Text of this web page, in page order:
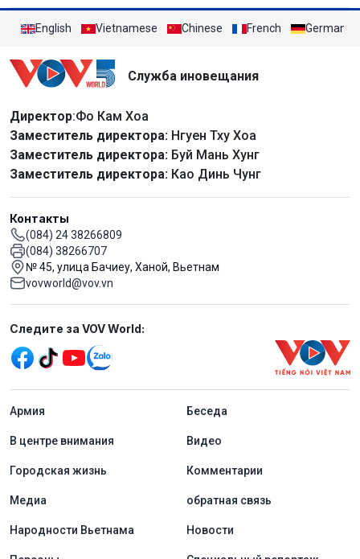
власти в Ханое
English Vietnamese Chinese French German
Служба иновещания
Директор:Фо Кам Хоа
Заместитель директора: Нгуен Тху Хоа
Заместитель директора: Буй Мань Хунг
Заместитель директора: Као Динь Чунг
Контакты
(084) 24 38266809
(084) 38266707
№ 45, улица Бачиеу, Ханой, Вьетнам
vovworld@vov.vn
Mạng xã hội
Следите за VOV World:
menu footer tiếng Nga
Aрмия Беседа
В центре внимания Видео
Городская жизнь Комментарии
Медиа обратная связь
Народности Вьетнама Новости